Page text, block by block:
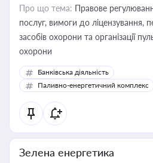
Про що тема: Правове
послуг, вимоги до ліцензування,
засобів охорони та організації
охорони
Банківська діяльність
Паливно-енергетичний комплекс
Зелена енергетика